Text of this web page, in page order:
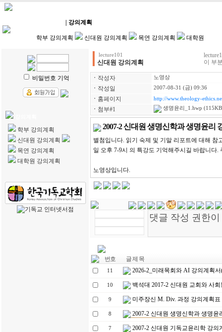
| 강의계획
학부 강의계획 신대원 강의계획 목연 강의계획 대학원
비밀번호 기억
강의계획
학부 강의계획
신대원 강의계획
목연 강의계획
대학원 강의계획
lecture101
신대원 강의계획
이 부
ㆍ 작성자 노영상
ㆍ 작성일 2007-08-31 (금) 09:36
ㆍ 홈페이지 http://www.theology-
ㆍ 첨부#1 생명윤리_1.hwp
2007-2 신대원 생명신학과 생명윤리
별첨입니다. 읽기 숙제 및 기말 리포트에 대해
일 오후 7-9시 의 특강도 기억해주시길 바랍니다
노영상입니다.
번호 글 제 목
11 2026-2_미래목회와 AI 강의계획
10 백석대 2017-2 신대원 교회와 사
9 미주장신 M. Div. 과정 강의계획표
8 2007-2 신대원 생명신학과 생명윤
7 2007-2 신대원 기독교윤리학 강의